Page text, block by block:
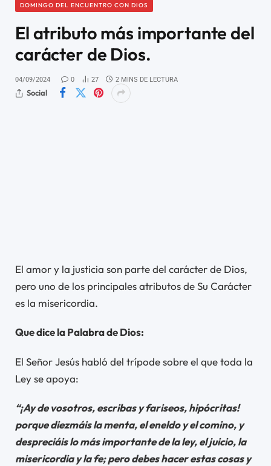
DOMINGO DEL ENCUENTRO CON DIOS
El atributo más importante del
carácter de Dios.
04/09/2024 0 27 2 MINS DE LECTURA
Social
El amor y la justicia son parte del carácter de Dios,
pero uno de los principales atributos de Su Carácter
es la misericordia.
Que dice la Palabra de Dios:
El Señor Jesús habló del trípode sobre el que toda la
Ley se apoya:
“¡Ay de vosotros, escribas y fariseos, hipócritas!
porque diezmáis la menta, el eneldo y el comino, y
despreciáis lo más importante de la ley, el juicio, la
misericordia y la fe; pero debes hacer estas cosas y